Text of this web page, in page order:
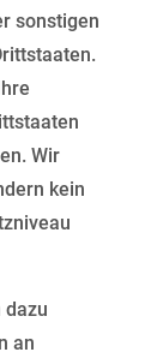
sonstigen
Wir
kein
dazu
an